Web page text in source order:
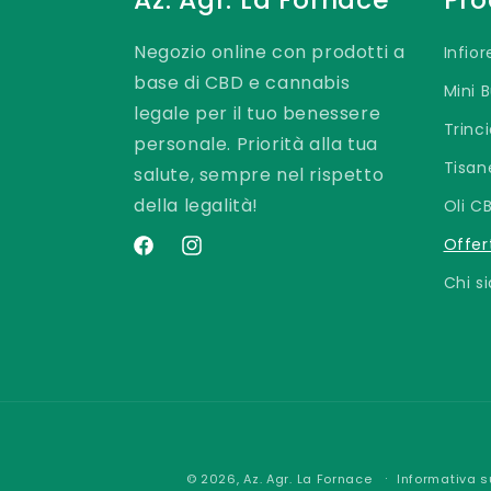
Negozio online con prodotti a
base di CBD e cannabis
legale per il tuo benessere
personale. Priorità alla tua
salute, sempre nel rispetto
della legalità!
FacebookInstagram
Mini
Oli
Chi
© 2026,Az. Agr. La Fornace Informativa